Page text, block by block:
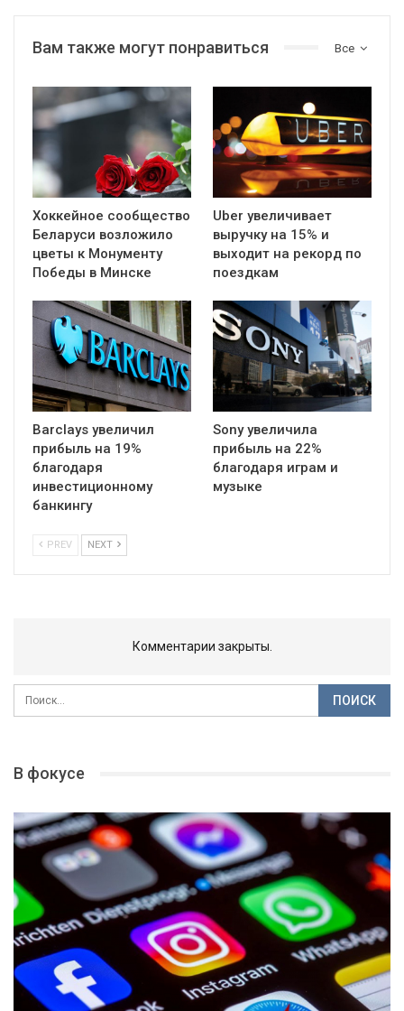
Все
Вам также могут понравиться
Хоккейное сообщество
Беларуси возложило
цветы к Монументу
Победы в Минске
Uber увеличивает
выручку на 15% и
выходит на рекорд по
поездкам
Barclays увеличил
прибыль на 19%
благодаря
инвестиционному
банкингу
Sony увеличила
прибыль на 22%
благодаря играм и
музыке
PREV NEXT
Комментарии закрыты.
В фокусе